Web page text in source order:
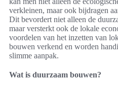
verkleinen, maar ook bijdragen
Dit bevordert niet alleen de
maar versterkt ook de lokale
voordelen van het inzetten van
bouwen verkend en worden
slimme aanpak.
Wat is duurzaam bouwen?